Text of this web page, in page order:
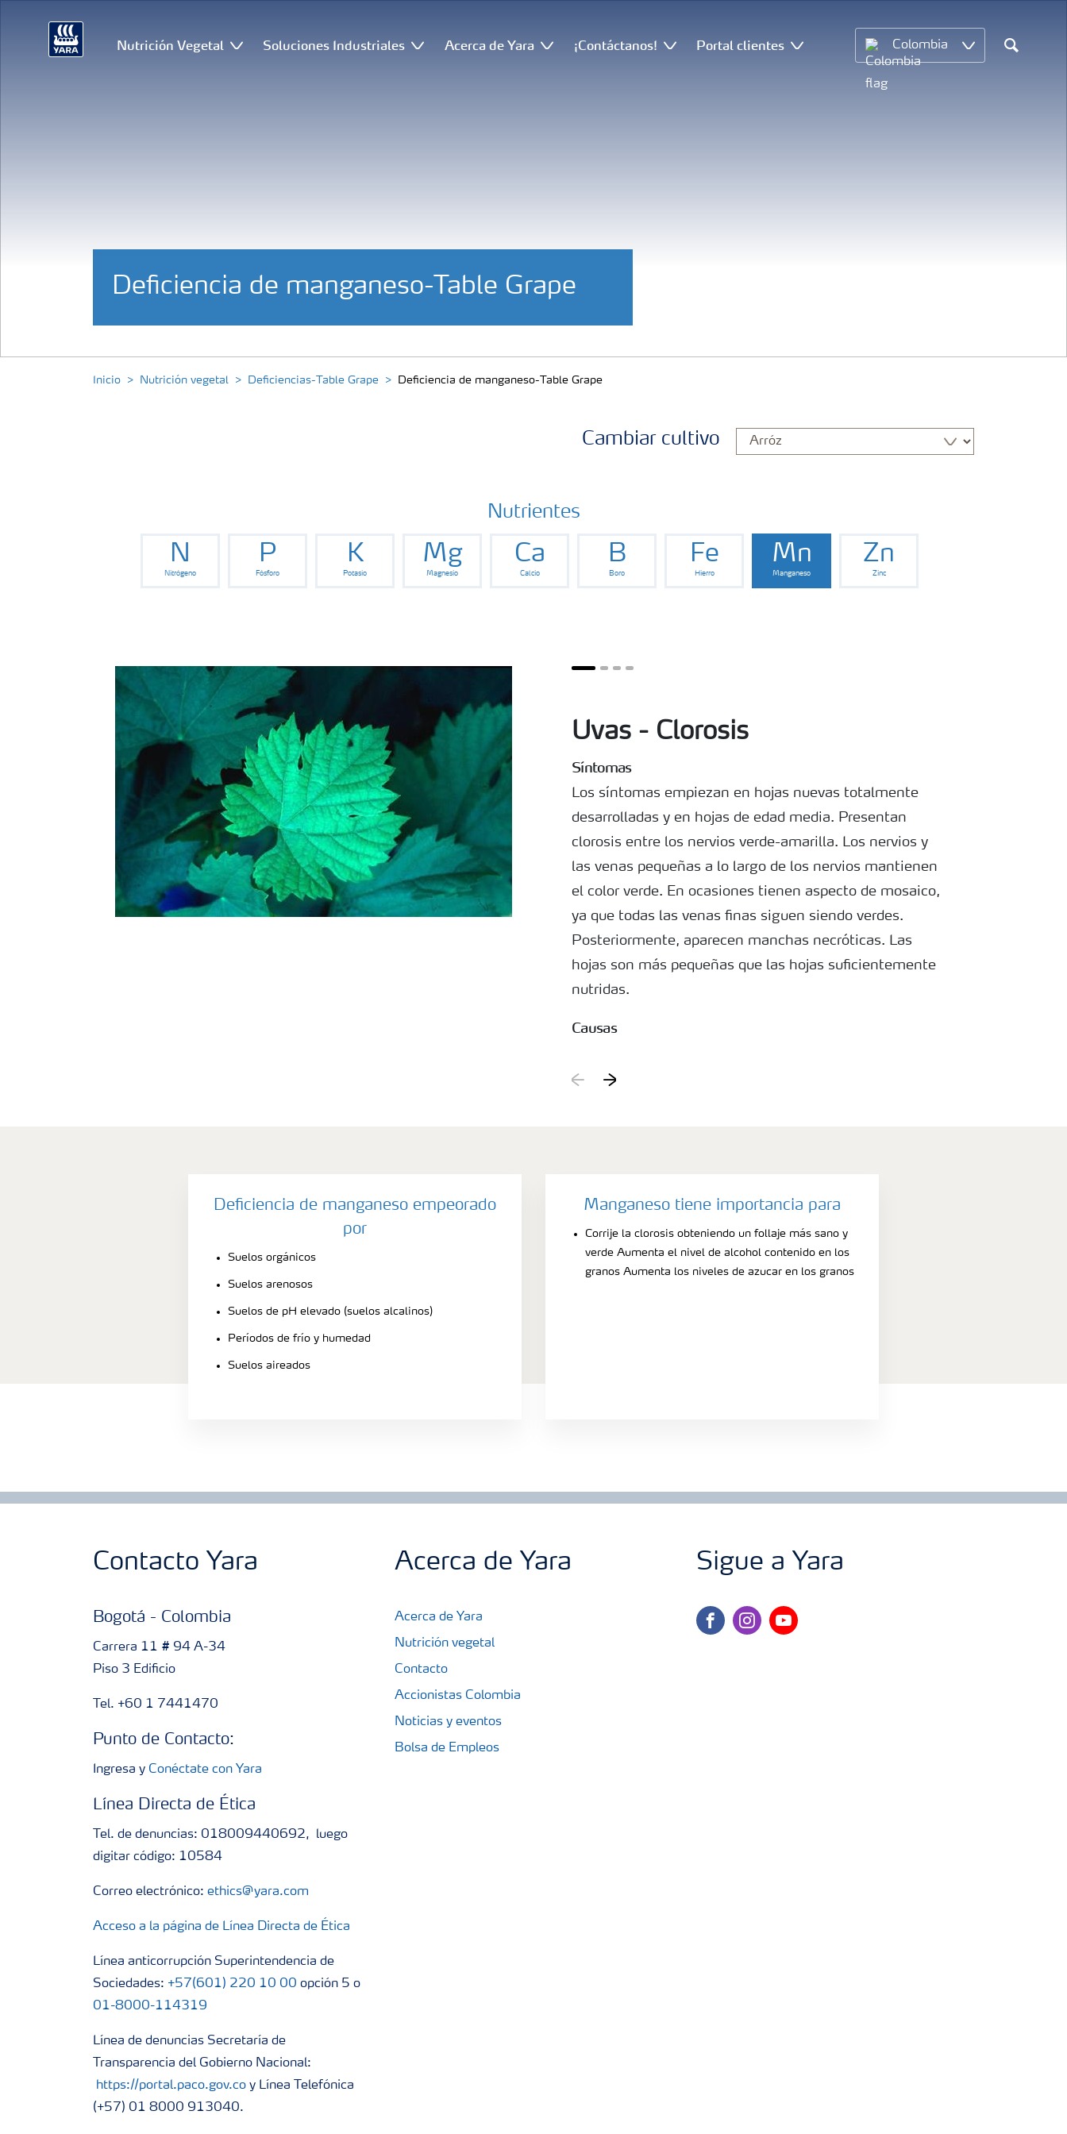
Nutrición Vegetal Soluciones Industriales Acerca de Yara ¡Contáctanos! Portal clientes Colombia
Search
Deficiencia de manganeso-Table Grape
Inicio Nutrición vegetal Deficiencias-Table Grape Deficiencia de manganeso-Table Grape
Cambiar cultivo
Nutrientes
N
Nitrógeno
P
Fósforo
K
Potasio
Mg
Magnesio
Ca
Calcio
B
Boro
Fe
Hierro
Mn
Manganeso
Zn
Zinc
Uvas - Clorosis
Síntomas
Los síntomas empiezan en hojas nuevas totalmente
desarrolladas y en hojas de edad media. Presentan
clorosis entre los nervios verde-amarilla. Los nervios y
las venas pequeñas a lo largo de los nervios mantienen
el color verde. En ocasiones tienen aspecto de mosaico,
ya que todas las venas finas siguen siendo verdes.
Posteriormente, aparecen manchas necróticas. Las
hojas son más pequeñas que las hojas suficientemente
nutridas.
Causas
produce síntomas similares, pero empiezan en los
Deficiencia de manganeso empeorado
por
Suelos orgánicos
Suelos arenosos
Suelos de pH elevado (suelos alcalinos)
Períodos de frío y humedad
Suelos aireados
Manganeso tiene importancia para
Corrije la clorosis obteniendo un follaje más sano y
verde Aumenta el nivel de alcohol contenido en los
granos Aumenta los niveles de azucar en los granos
Contacto Yara
Bogotá - Colombia
Carrera 11 # 94 A-34
Piso 3 Edificio
Tel. +60 1 7441470
Punto de Contacto:
Ingresa y Conéctate con Yara
Línea Directa de Ética
Tel. de denuncias: 018009440692, luego
digitar código: 10584
Correo electrónico: ethics@yara.com
Acceso a la página de Línea Directa de Ética
Línea anticorrupción Superintendencia de
Sociedades: +57(601) 220 10 00 opción 5 o
01-8000-114319
Línea de denuncias Secretaría de
Transparencia del Gobierno Nacional:
https://portal.paco.gov.co y Línea Telefónica
(+57) 01 8000 913040.
Acerca de Yara
Acerca de Yara
Nutrición vegetal
Contacto
Accionistas Colombia
Noticias y eventos
Bolsa de Empleos
Sigue a Yara
facebookinstagram
youtube